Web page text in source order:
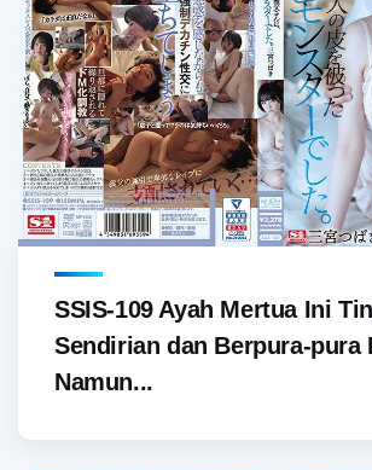
SSIS-109 Ayah Mertua Ini
Sendirian dan Berpura-pura
Namun...